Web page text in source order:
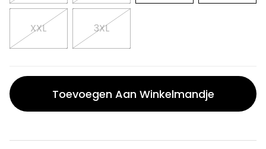
XXL 3XL
Toevoegen Aan Winkelmandje